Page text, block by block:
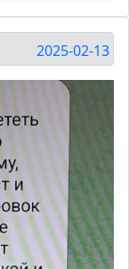
2025-02-13